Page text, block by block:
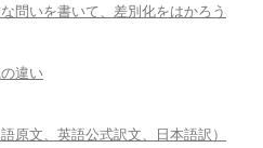
問いを書いて、差別化をはかろう
違い
文、英語公式訳文、日本語訳）